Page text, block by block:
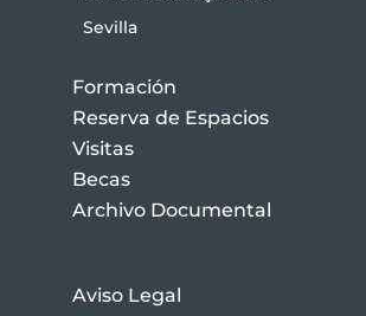
Sevilla
Formación
Reserva de Espacios
Visitas
Becas
Archivo Documental
Aviso Legal